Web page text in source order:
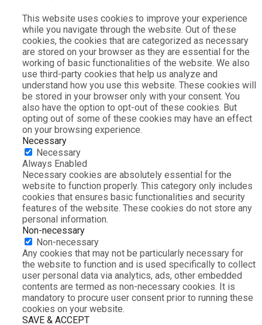
This website uses cookies to improve your experience
while you navigate through the website. Out of these
cookies, the cookies that are categorized as necessary
are stored on your browser as they are essential for the
working of basic functionalities of the website. We also
use third-party cookies that help us analyze and
understand how you use this website. These cookies will
be stored in your browser only with your consent. You
also have the option to opt-out of these cookies. But
opting out of some of these cookies may have an effect
on your browsing experience.
Necessary
Necessary
Always Enabled
Necessary cookies are absolutely essential for the
website to function properly. This category only includes
cookies that ensures basic functionalities and security
features of the website. These cookies do not store any
personal information.
Non-necessary
Non-necessary
Any cookies that may not be particularly necessary for
the website to function and is used specifically to collect
user personal data via analytics, ads, other embedded
contents are termed as non-necessary cookies. It is
mandatory to procure user consent prior to running these
cookies on your website.
SAVE & ACCEPT